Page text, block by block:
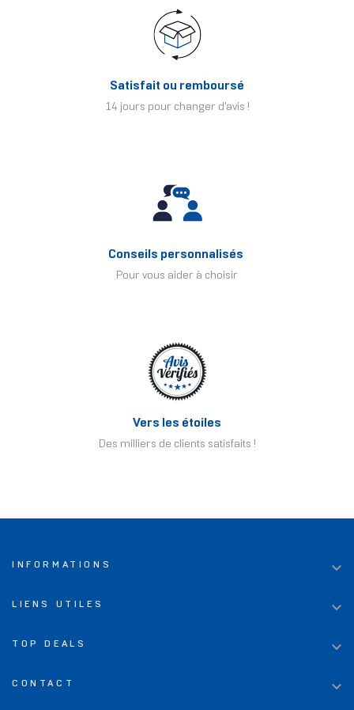
Satisfait ou remboursé
14 jours pour changer d'avis !
Conseils personnalisés
Pour vous aider à choisir
Vers les étoiles
Des milliers de clients satisfaits !
INFORMATIONS 
LIENS UTILES 
TOP DEALS 
CONTACT 